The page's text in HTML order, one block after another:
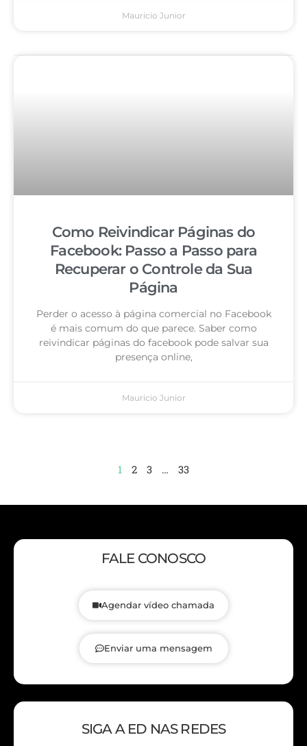
Mauricio Junior
Como Reivindicar Páginas do
Facebook: Passo a Passo para
Recuperar o Controle da Sua
Página
Perder o acesso à página comercial no Facebook
é mais comum do que parece. Saber como
reivindicar páginas do facebook pode salvar sua
presença online,
Mauricio Junior
1 2 3 … 33
FALE CONOSCO
Agendar vídeo chamada
Enviar uma mensagem
SIGA A ED NAS REDES